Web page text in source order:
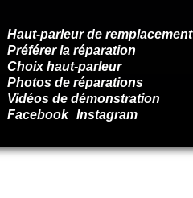
Haut-parleur de remplacement
Préférer la réparation
Choix haut-parleur
Photos de réparations
Vidéos de démonstration
Facebook Instagram